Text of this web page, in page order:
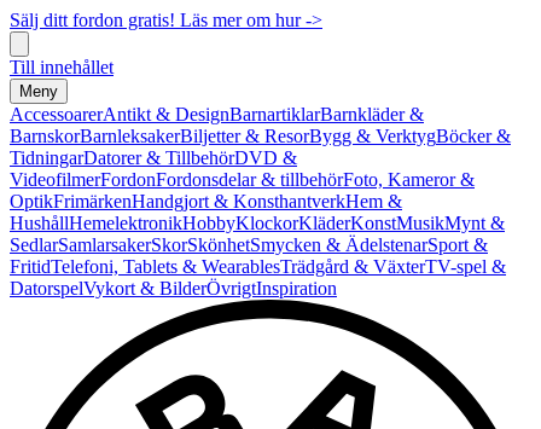
Sälj ditt fordon gratis! Läs mer om hur ->
Till innehållet
Meny
AccessoarerAntikt & DesignBarnartiklarBarnkläder &
BarnskorBarnleksakerBiljetter & ResorBygg & VerktygBöcker &
TidningarDatorer & TillbehörDVD &
VideofilmerFordonFordonsdelar & tillbehörFoto, Kameror &
OptikFrimärkenHandgjort & KonsthantverkHem &
HushållHemelektronikHobbyKlockorKläderKonstMusikMynt &
SedlarSamlarsakerSkorSkönhetSmycken & ÄdelstenarSport &
FritidTelefoni, Tablets & WearablesTrädgård & VäxterTV-spel &
DatorspelVykort & BilderÖvrigtInspiration